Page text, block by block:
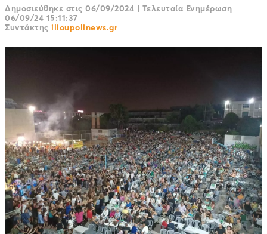
Δημοσιεύθηκε στις 06/09/2024 | Τελευταία Ενημέρωση
06/09/24 15:11:37
Συντάκτης ilioupolinews.gr